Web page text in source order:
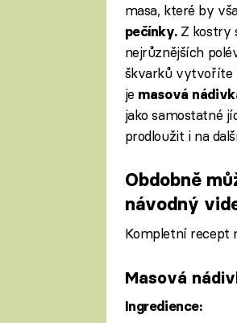
masa, které by
pečínky. Z kostry
nejrůznějších
škvarků vytvoříte
je masová
jako samostatné
prodloužit i na
Obdobně
návodný
Kompletní recept
Masová
Ingredience: